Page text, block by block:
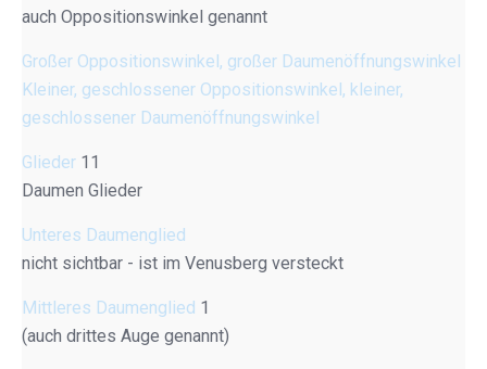
auch Oppositionswinkel genannt
Großer Oppositionswinkel, großer Daumenöffnungswinkel
Kleiner, geschlossener Oppositionswinkel, kleiner,
geschlossener Daumenöffnungswinkel
Glieder 11
Daumen Glieder
Unteres Daumenglied
nicht sichtbar - ist im Venusberg versteckt
Mittleres Daumenglied 1
(auch drittes Auge genannt)